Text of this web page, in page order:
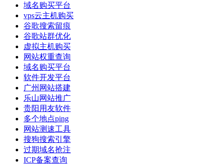
域名购买平台
vps云主机购买
谷歌搜索留痕
谷歌站群优化
虚拟主机购买
网站权重查询
域名购买平台
软件开发平台
广州网站搭建
乐山网站推广
贵阳用友软件
多个地点ping
网站测速工具
搜狗搜索引擎
过期域名抢注
ICP备案查询